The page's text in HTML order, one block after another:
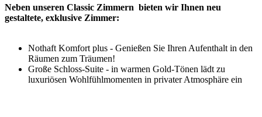
Neben unseren Classic Zimmern bieten wir Ihnen neu
gestaltete, exklusive Zimmer:
Nothaft Komfort plus - Genießen Sie Ihren Aufenthalt in den
Räumen zum Träumen!
Große Schloss-Suite - in warmen Gold-Tönen lädt zu
luxuriösen Wohlfühlmomenten in privater Atmosphäre ein